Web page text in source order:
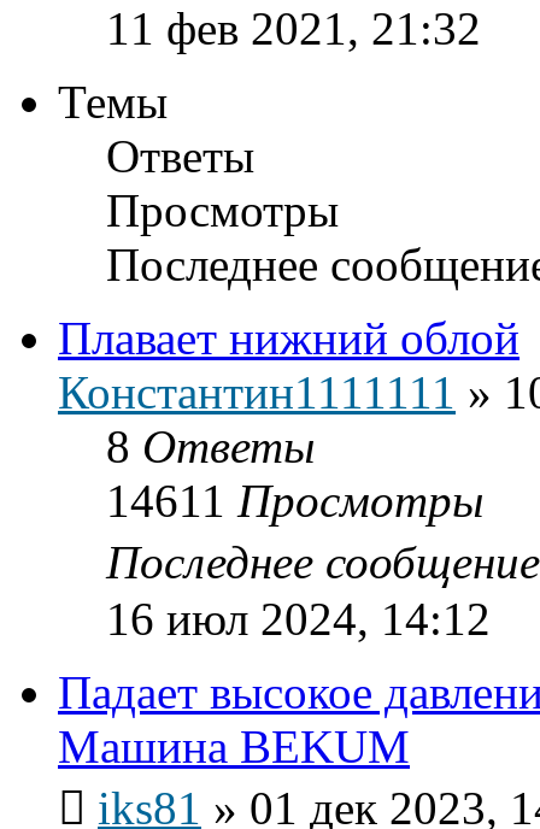
11 фев 2021, 21:32
Темы
Ответы
Просмотры
Последнее
Плавает нижний облой
Константин1111111 »
8 Ответы
14611 Просмотры
Последнее
16 июл 2024, 14:12
Падает высокое
Машина BEKUM
iks81 » 01 дек 2023,